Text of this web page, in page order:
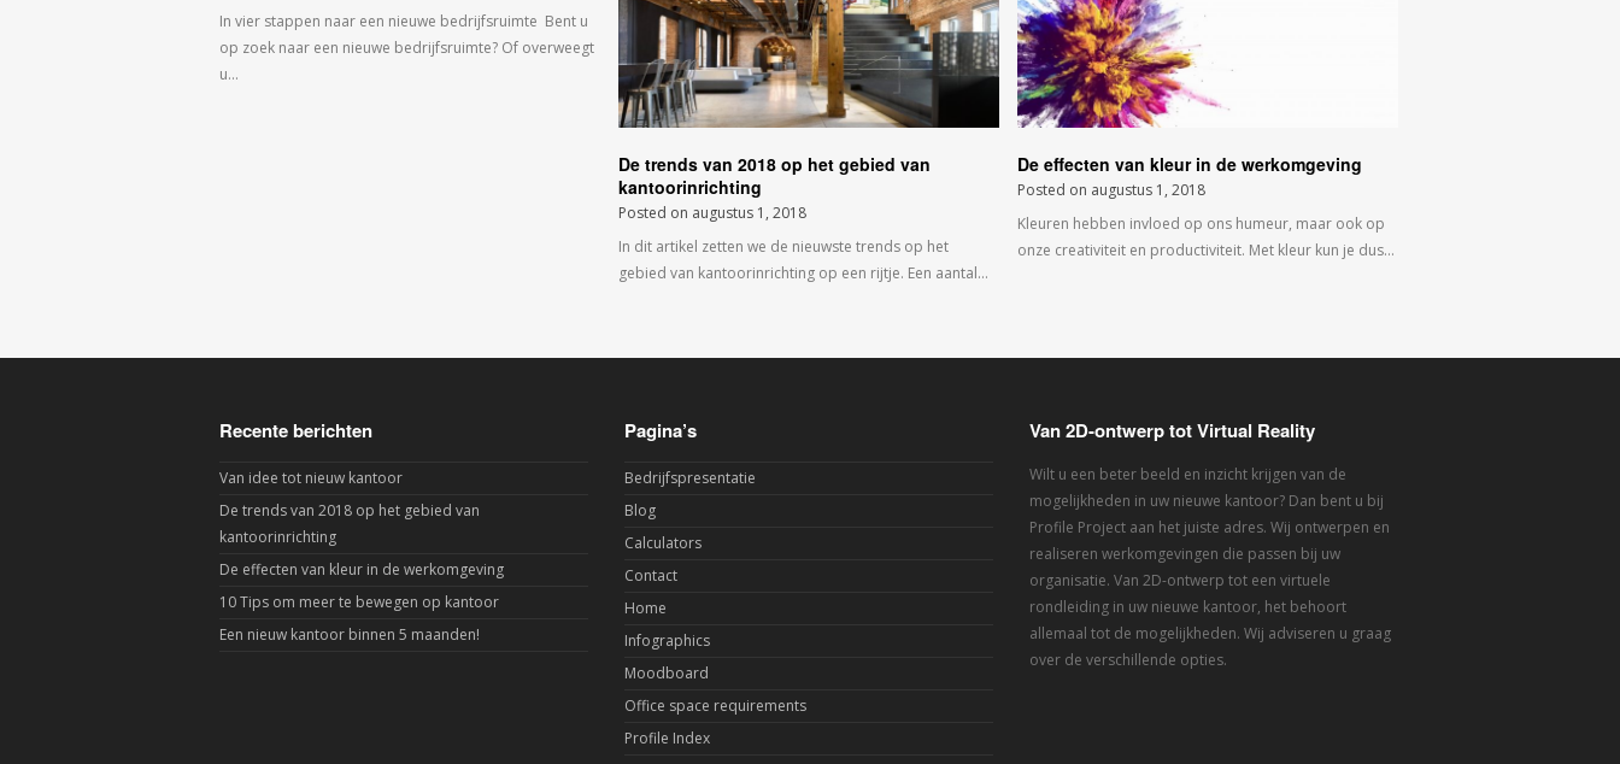
In vier stappen naar een nieuwe bedrijfsruimte Bent u
op zoek naar een nieuwe bedrijfsruimte? Of overweegt
u…
De trends van 2018 op het gebied van
kantoorinrichting
Posted on augustus 1, 2018
In dit artikel zetten we de nieuwste trends op het
gebied van kantoorinrichting op een rijtje. Een aantal…
De effecten van kleur in de werkomgeving
Posted on augustus 1, 2018
Kleuren hebben invloed op ons humeur, maar ook op
onze creativiteit en productiviteit. Met kleur kun je dus…
Recente berichten
Van idee tot nieuw kantoor
De trends van 2018 op het gebied van
kantoorinrichting
De effecten van kleur in de werkomgeving
10 Tips om meer te bewegen op kantoor
Een nieuw kantoor binnen 5 maanden!
Pagina’s
Bedrijfspresentatie
Blog
Calculators
Contact
Home
Infographics
Moodboard
Office space requirements
Profile Index
Van 2D-ontwerp tot Virtual Reality
Wilt u een beter beeld en inzicht krijgen van de
mogelijkheden in uw nieuwe kantoor? Dan bent u bij
Profile Project aan het juiste adres. Wij ontwerpen en
realiseren werkomgevingen die passen bij uw
organisatie. Van 2D-ontwerp tot een virtuele
rondleiding in uw nieuwe kantoor, het behoort
allemaal tot de mogelijkheden. Wij adviseren u graag
over de verschillende opties.